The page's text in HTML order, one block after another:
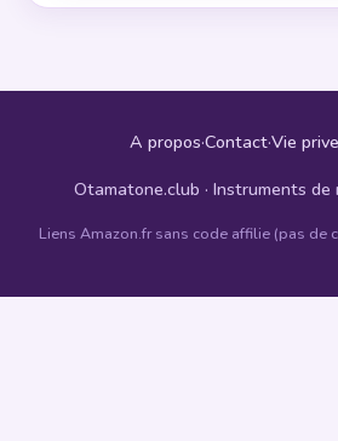
A propos·Contact·Vie
Otamatone.club · Instruments de
Liens Amazon.fr sans code affilie (pas de